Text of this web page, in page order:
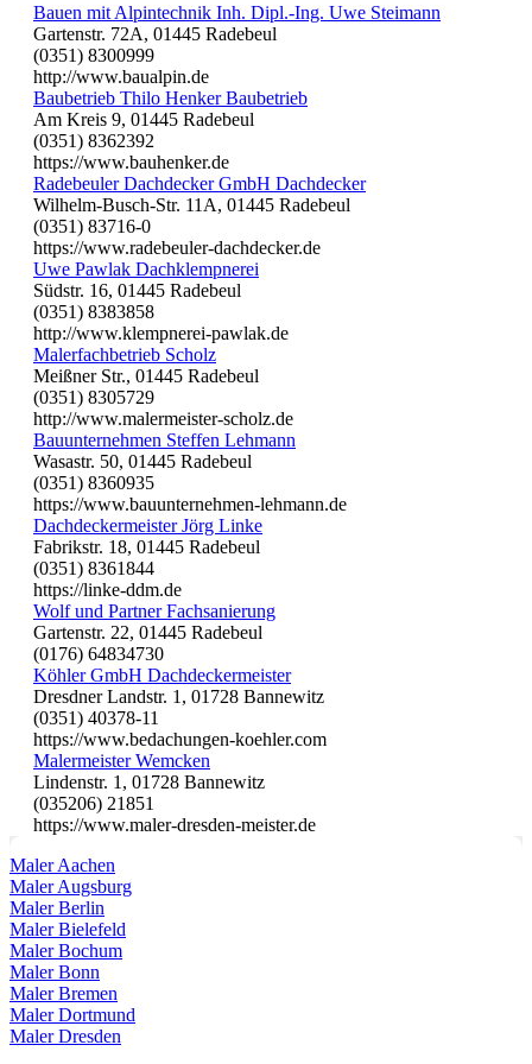
Bauen mit Alpintechnik Inh. Dipl.-Ing. Uwe Steimann
Gartenstr. 72A, 01445 Radebeul
(0351) 8300999
http://www.baualpin.de
Baubetrieb Thilo Henker Baubetrieb
Am Kreis 9, 01445 Radebeul
(0351) 8362392
https://www.bauhenker.de
Radebeuler Dachdecker GmbH Dachdecker
Wilhelm-Busch-Str. 11A, 01445 Radebeul
(0351) 83716-0
https://www.radebeuler-dachdecker.de
Uwe Pawlak Dachklempnerei
Südstr. 16, 01445 Radebeul
(0351) 8383858
http://www.klempnerei-pawlak.de
Malerfachbetrieb Scholz
Meißner Str., 01445 Radebeul
(0351) 8305729
http://www.malermeister-scholz.de
Bauunternehmen Steffen Lehmann
Wasastr. 50, 01445 Radebeul
(0351) 8360935
https://www.bauunternehmen-lehmann.de
Dachdeckermeister Jörg Linke
Fabrikstr. 18, 01445 Radebeul
(0351) 8361844
https://linke-ddm.de
Wolf und Partner Fachsanierung
Gartenstr. 22, 01445 Radebeul
(0176) 64834730
Köhler GmbH Dachdeckermeister
Dresdner Landstr. 1, 01728 Bannewitz
(0351) 40378-11
https://www.bedachungen-koehler.com
Malermeister Wemcken
Lindenstr. 1, 01728 Bannewitz
(035206) 21851
https://www.maler-dresden-meister.de
Maler Aachen
Maler Augsburg
Maler Berlin
Maler Bielefeld
Maler Bochum
Maler Bonn
Maler Bremen
Maler Dortmund
Maler Dresden